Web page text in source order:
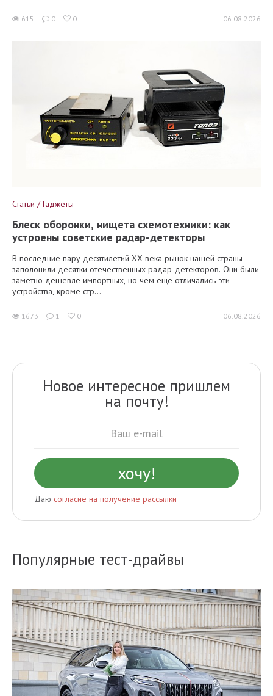
615 0 0 06.08.2026
Статьи / Гаджеты
Блеск оборонки, нищета схемотехники: как
устроены советские радар-детекторы
В последние пару десятилетий XX века рынок нашей страны
заполонили десятки отечественных радар-детекторов. Они были
заметно дешевле импортных, но чем еще отличались эти
устройства, кроме стр...
1673 1 0 06.08.2026
Новое интересное пришлем
на почту!
Даю согласие на получение рассылки
Популярные тест-драйвы